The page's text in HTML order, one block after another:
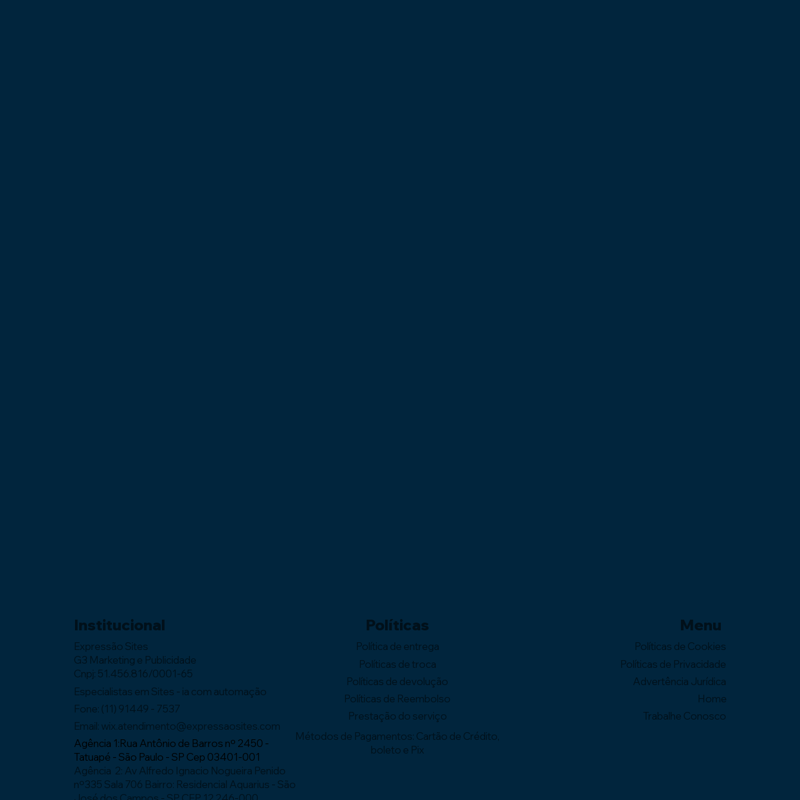
Institucional
Expressão Sites
G3 Marketing e Publicidade
Cnpj: 51.456.816/0001-65
Especialistas em Sites - ia com automação
Fone: (11) 91449 - 7537
Email: wix.atendimento@expressaosites.com
Agência 1:Rua Antônio de Barros nº 2450 -
Tatuapé - São Paulo - SP Cep 03401-001
Agência 2: Av Alfredo Ignacio Nogueira Penido
nº335 Sala 706 Bairro: Residencial Aquarius - São
Políticas
Política de entrega
Políticas de troca
Políticas de devolução
Políticas de Reembolso
Prestação do serviço
Métodos de Pagamentos: Cartão de Crédito,
boleto e Pix
Menu
Políticas de Cookies
Políticas de Privacidade
Advertência Jurídica
Home
Trabalhe Conosco